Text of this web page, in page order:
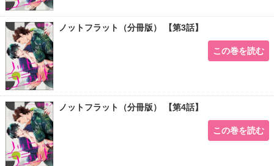
ノットフラット（分冊版） 【第3話】
この巻を読む
ノットフラット（分冊版） 【第4話】
この巻を読む